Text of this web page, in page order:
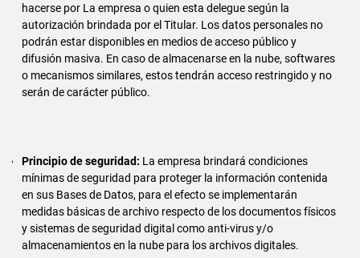
hacerse por La empresa o quien esta delegue según la
autorización brindada por el Titular. Los datos personales no
podrán estar disponibles en medios de acceso público y
difusión masiva. En caso de almacenarse en la nube, softwares
o mecanismos similares, estos tendrán acceso restringido y no
serán de carácter público.
Principio de seguridad: La empresa brindará condiciones
mínimas de seguridad para proteger la información contenida
en sus Bases de Datos, para el efecto se implementarán
medidas básicas de archivo respecto de los documentos físicos
y sistemas de seguridad digital como anti-virus y/o
almacenamientos en la nube para los archivos digitales.